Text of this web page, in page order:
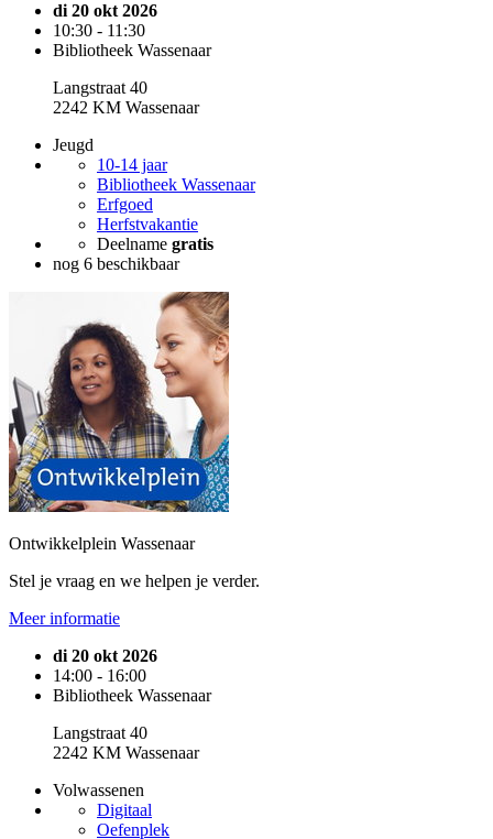
di 20 okt 2026
10:30 - 11:30
Bibliotheek Wassenaar
Langstraat 40
2242 KM Wassenaar
Jeugd
10-14 jaar
Bibliotheek Wassenaar
Erfgoed
Herfstvakantie
Deelname gratis
nog 6 beschikbaar
Ontwikkelplein Wassenaar
Stel je vraag en we helpen je verder.
Meer informatie
di 20 okt 2026
14:00 - 16:00
Bibliotheek Wassenaar
Langstraat 40
2242 KM Wassenaar
Volwassenen
Digitaal
Oefenplek